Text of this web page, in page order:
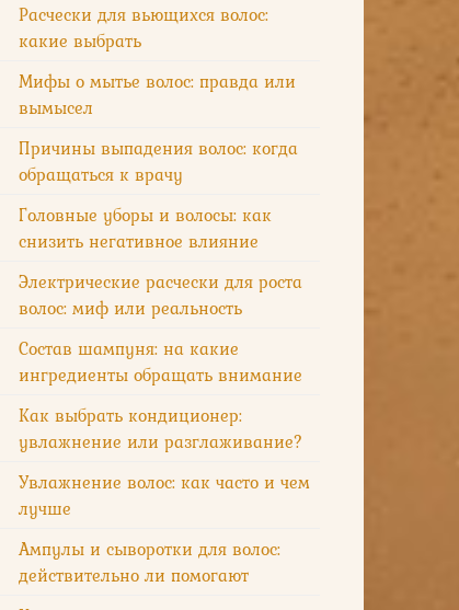
Расчески для вьющихся волос:
какие выбрать
Мифы о мытье волос: правда или
вымысел
Причины выпадения волос: когда
обращаться к врачу
Головные уборы и волосы: как
снизить негативное влияние
Электрические расчески для роста
волос: миф или реальность
Состав шампуня: на какие
ингредиенты обращать внимание
Как выбрать кондиционер:
увлажнение или разглаживание?
Увлажнение волос: как часто и чем
лучше
Ампулы и сыворотки для волос:
действительно ли помогают